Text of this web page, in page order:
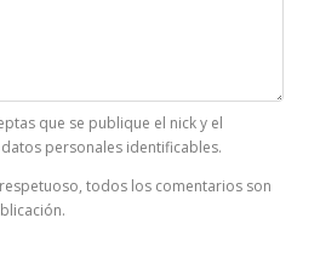
que se publique el nick y el
personales identificables.
todos los comentarios son